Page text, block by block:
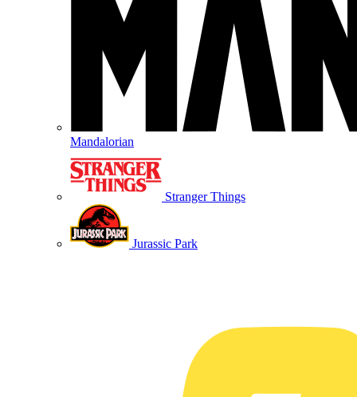
Mandalorian
Stranger Things
Jurassic Park